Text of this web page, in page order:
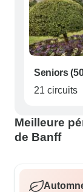
Seniors
21 circuits
Meilleure
de Banff